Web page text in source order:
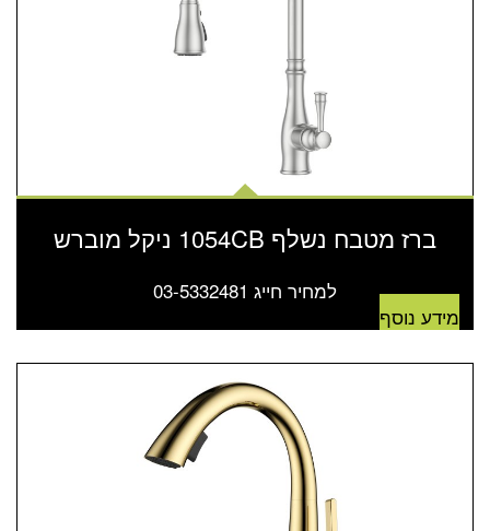
ברז מטבח נשלף 1054CB ניקל מוברש
למחיר חייג 03-5332481
מידע נוסף